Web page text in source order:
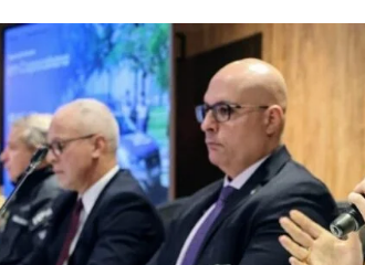
ou ESC para fechar